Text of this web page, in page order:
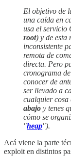
El objetivo de
una caída en
usa el servicio
root) y de esta
inconsistente
remota de
directa. Pero
cronograma
conocer de
ser llevado a
cualquier cosa
abajo y tenes
cómo se
"heap").
Acá viene la parte
exploit en distintos